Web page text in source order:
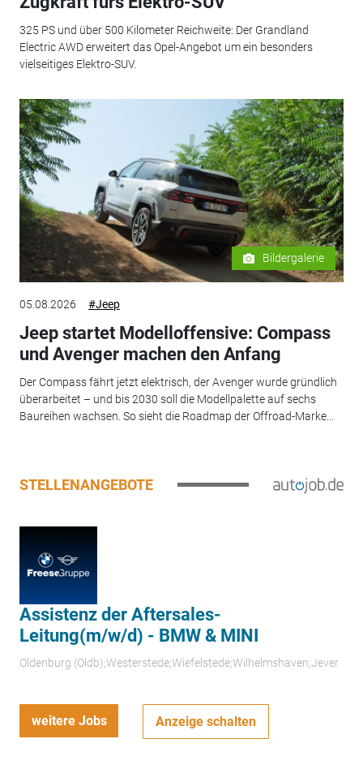
325 PS und über 500 Kilometer Reichweite: Der Grandland
Electric AWD erweitert das Opel-Angebot um ein besonders
vielseitiges Elektro-SUV.
Bildergalerie
05.08.2026 #Jeep
Jeep startet Modelloffensive: Compass
und Avenger machen den Anfang
Der Compass fährt jetzt elektrisch, der Avenger wurde gründlich
überarbeitet – und bis 2030 soll die Modellpalette auf sechs
Baureihen wachsen. So sieht die Roadmap der Offroad-Marke...
STELLENANGEBOTE
Assistenz der Aftersales-
Leitung(m/w/d) - BMW & MINI
Oldenburg (Oldb);Westerstede;Wiefelstede;Wilhelmshaven;Jever
weitere Jobs Anzeige schalten